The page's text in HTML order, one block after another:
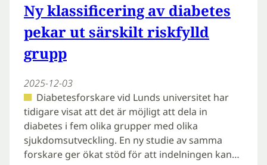
Ny klassificering av diabetes
pekar ut särskilt riskfylld
grupp
2025-12-03
Diabetesforskare vid Lunds universitet har
tidigare visat att det är möjligt att dela in
diabetes i fem olika grupper med olika
sjukdomsutveckling. En ny studie av samma
forskare ger ökat stöd för att indelningen kan…